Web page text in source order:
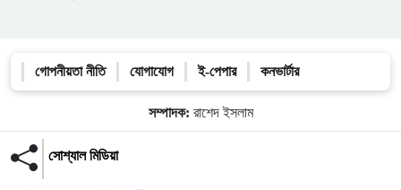
গোপনীয়তা নীতি যোগাযোগ ই-পেপার কনভার্টার
সম্পাদক: রাশেদ ইসলাম
সোশ্যাল মিডিয়া